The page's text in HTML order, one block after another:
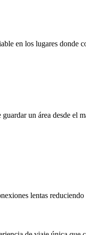
en los lugares donde
un área desde el
lentas